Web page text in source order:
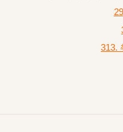
313.